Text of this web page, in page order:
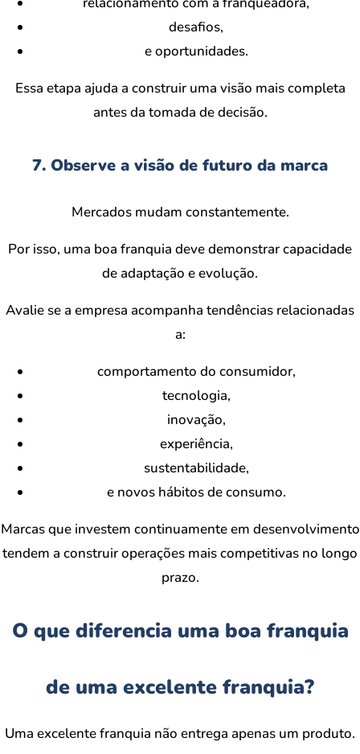
desafios,
e oportunidades.
Essa etapa ajuda a construir uma visão mais completa
antes da tomada de decisão.
7. Observe a visão de futuro da marca
Mercados mudam constantemente.
Por isso, uma boa franquia deve demonstrar capacidade
de adaptação e evolução.
Avalie se a empresa acompanha tendências relacionadas
a:
comportamento do consumidor,
tecnologia,
inovação,
experiência,
sustentabilidade,
e novos hábitos de consumo.
Marcas que investem continuamente em desenvolvimento
tendem a construir operações mais competitivas no longo
prazo.
O que diferencia uma boa franquia
de uma excelente franquia?
Uma excelente franquia não entrega apenas um produto.